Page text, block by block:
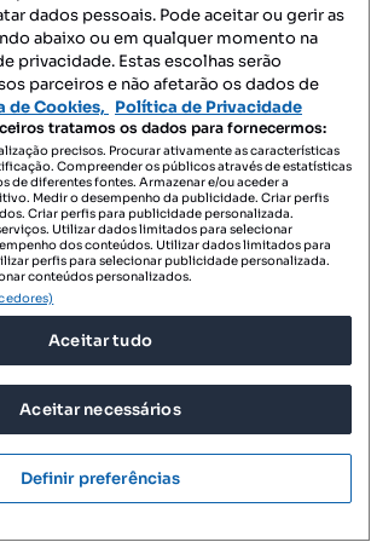
3964,76 €/m²
na Amorosa
Viana do Castelo
quadrado
dados pessoais. Pode aceitar ou gerir as
abaixo ou em qualquer momento na
privacidade. Estas escolhas serão
parceiros e não afetarão os dados de
de Cookies, Política de Privacidade
tratamos os dados para fornecermos:
precisos. Procurar ativamente as características
Compreender os públicos através de estatísticas
de diferentes fontes. Armazenar e/ou aceder a
Medir o desempenho da publicidade. Criar perfis
Criar perfis para publicidade personalizada.
Utilizar dados limitados para selecionar
dos conteúdos. Utilizar dados limitados para
perfis para selecionar publicidade personalizada.
conteúdos personalizados.
Aceitar tudo
Aceitar necessários
Definir preferências